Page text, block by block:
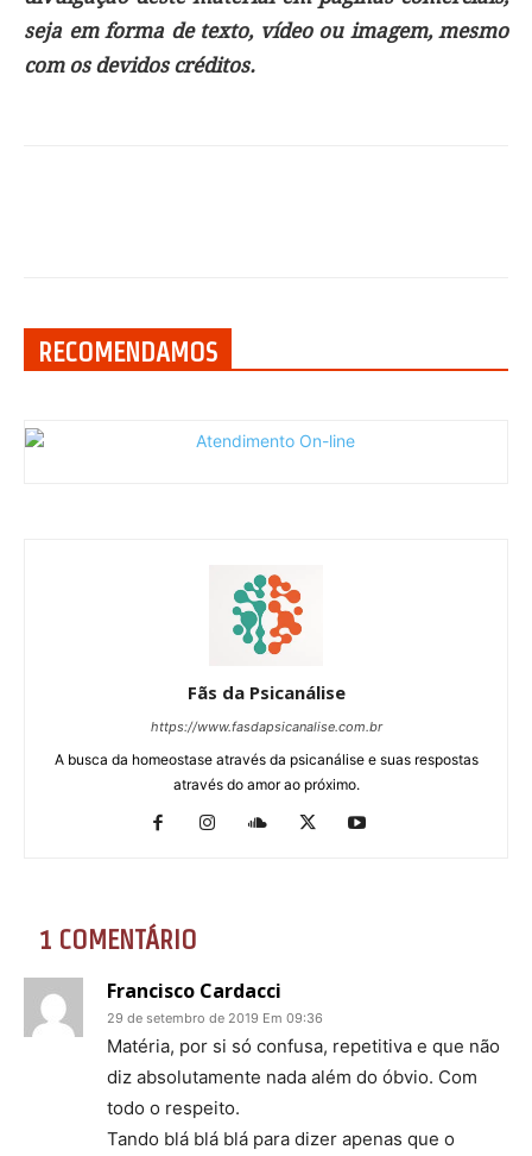
seja em forma de texto, vídeo ou imagem, mesmo
com os devidos créditos.
RECOMENDAMOS
Fãs da Psicanálise
https://www.fasdapsicanalise.com.br
A busca da homeostase através da psicanálise e suas respostas
através do amor ao próximo.
1 COMENTÁRIO
Francisco Cardacci
29 de setembro de 2019 Em 09:36
Matéria, por si só confusa, repetitiva e que não
diz absolutamente nada além do óbvio. Com
todo o respeito.
Tando blá blá blá para dizer apenas que o